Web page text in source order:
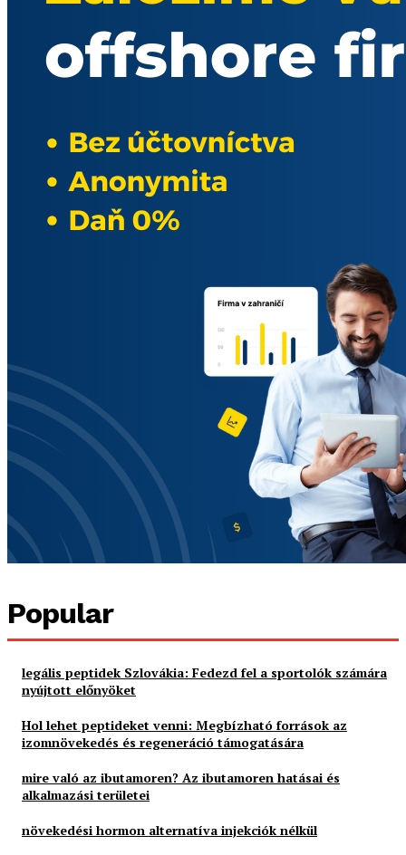
Popular
legális peptidek Szlovákia: Fedezd fel a sportolók számára
nyújtott előnyöket
Hol lehet peptideket venni: Megbízható források az
izomnövekedés és regeneráció támogatására
mire való az ibutamoren? Az ibutamoren hatásai és
alkalmazási területei
növekedési hormon alternatíva injekciók nélkül